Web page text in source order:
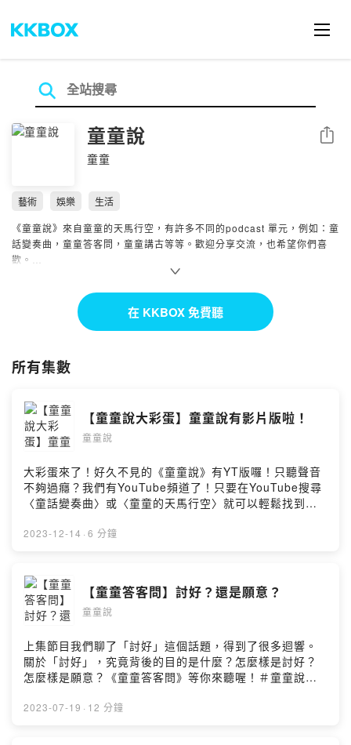
童童說
童童
分享
藝術 娛樂
生活
《童童說》來自童童的天馬行空，有許多不同的podcast 單元，例如：童
話變奏曲，童童答客問，童童講古等等。歡迎分享交流，也希望你們喜
歡。
Powered by Firstory Hosting
在 KKBOX 免費聽
所有集數
【童童說大彩蛋】童童說有影片版啦！
童童說
大彩蛋來了！好久不見的《童童說》有YT版囉！只聽聲音
不夠過癮？我們有YouTube頻道了！只要在YouTube搜尋
〈童話變奏曲〉或〈童童的天馬行空〉就可以輕鬆找到
集，不定期更新中…●訂閱
https://open.firstory.me/user/ckz0mwwp8dljp0814cxz
u6sth/comments●追蹤
FBhttps://m.facebook.com/kiritalk●追蹤
kiri5714@gmail.com●購書平台《給魔法主人的信》電子
書https://play.google.com/store/books/details?
id=Xs02DwAAQBAJ《勇敢，來自疼痛》
sloc=main●故事背景音樂Audio Source：Roa-
2023-12-14 · 6 分鐘
【童童答客問】討好？還是願意？
童童說
上集節目我們聊了「討好」這個話題，得到了很多迴響。
關於「討好」，究竟背後的目的是什麼？怎麼樣是討好？
怎麼樣是願意？《童童答客問》等你來聽喔！＃童童說＃
想法：
2023-07-19 · 12 分鐘